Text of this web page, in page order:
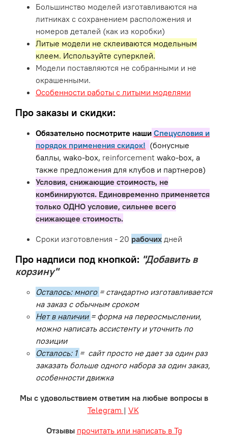
Большинство моделей изготавливаются на
литниках с сохранением расположения и
номеров деталей (как из коробки)
Литые модели не склеиваются модельным
клеем. Используйте суперклей.
Модели поставляются не собранными и не
окрашенными.
Особенности работы с литыми моделями
Про заказы и скидки:
Обязательно посмотрите наши Спецусловия и
порядок применения скидок! (бонусные
баллы, wako-box, reinforcement wako-box, а
также предложения для клубов и партнеров)
Условия, снижающие стоимость, не
комбинируются. Единовременно применяется
только ОДНО условие, сильнее всего
снижающее стоимость.
Сроки изготовления - 20 рабочих дней
Про надписи под кнопкой: "Добавить в
корзину"
Осталось: много = стандартно изготавливается
на заказ с обычным сроком
Нет в наличии = форма на переосмыслении,
можно написать ассистенту и уточнить по
позиции
Осталось: 1 = сайт просто не дает за один раз
заказать больше одного набора за один заказ,
особенности движка
Мы с удовольствием ответим на любые вопросы в
Telegram | VK
Отзывы прочитать или написать в Tg